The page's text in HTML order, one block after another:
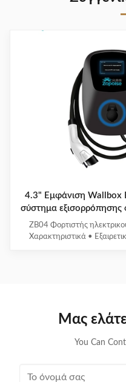
4.3" Εμφάνιση Wallbox
σύστημα εξισορρόπησης
ZB04 Φορτιστής
Χαρακτηριστικά •
οχημάτων • Πολυ-
Μας
You Can